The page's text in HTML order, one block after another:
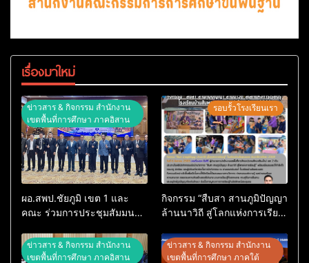
เรื่องมาใหม่
ข่าวสาร & กิจกรรม สำนักงาน
เขตพื้นที่การศึกษา ภาคอิสาน
ผอ.สพป.ชัยภูมิ เขต 1 และ
คณะ ร่วมการประชุมสัมมนา
นำการศึกษาไทยสู่อนาคต”
ประจำเขตตรวจราชการที่ 13
รอบรั้วโรงเรียนเรา
กิจกรรม “สืบสา สานภูมิปัญญา
ล้านนาวิถี สู่โลกแห่งการเรียน
ประจำปีการศึกษา 2569
ข่าวสาร & กิจกรรม สำนักงาน
เขตพื้นที่การศึกษา ภาคอิสาน
ข่าวสาร & กิจกรรม สำนักงาน
เขตพื้นที่การศึกษา ภาคใต้